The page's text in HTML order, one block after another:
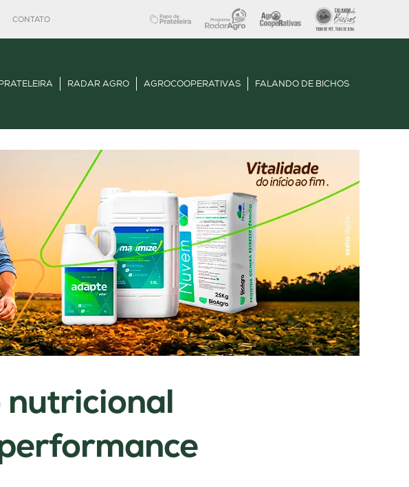
CONTATO
RADAR AGRO AGROCOOPERATIVAS FALANDO DE BICHOS
nutricional